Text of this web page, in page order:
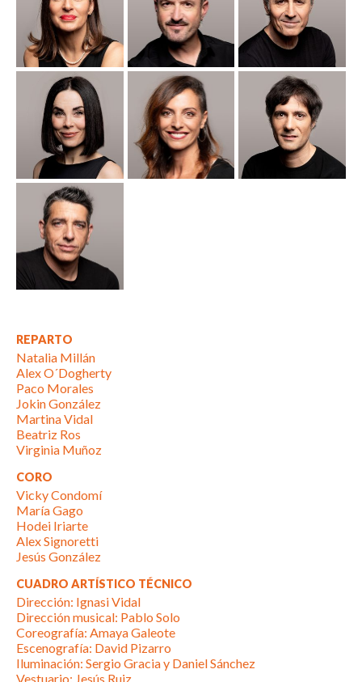
REPARTO
Natalia Millán
Alex O´Dogherty
Paco Morales
Jokin González
Martina Vidal
Beatriz Ros
Virginia Muñoz
CORO
Vicky Condomí
María Gago
Hodei Iriarte
Alex Signoretti
Jesús González
CUADRO ARTÍSTICO TÉCNICO
Dirección: Ignasi Vidal
Dirección musical: Pablo Solo
Coreografía: Amaya Galeote
Escenografía: David Pizarro
Iluminación: Sergio Gracia y Daniel Sánchez
Vestuario: Jesús Ruiz